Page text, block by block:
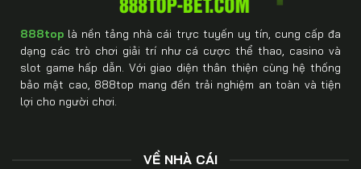
888top là nền tảng nhà cái trực tuyến uy tín, cung cấp đa
dạng các trò chơi giải trí như cá cược thể thao, casino và
slot game hấp dẫn. Với giao diện thân thiện cùng hệ thống
bảo mật cao, 888top mang đến trải nghiệm an toàn và tiện
lợi cho người chơi.
VỀ NHÀ CÁI